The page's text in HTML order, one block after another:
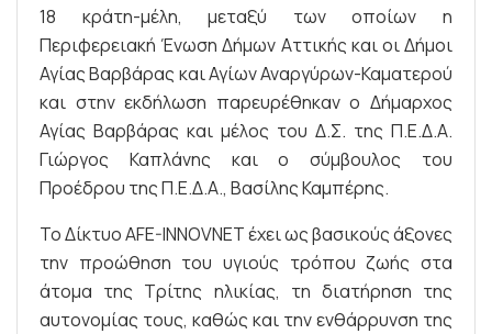
18 κράτη-μέλη, μεταξύ των οποίων η
Περιφερειακή Ένωση Δήμων Αττικής και οι Δήμοι
Αγίας Βαρβάρας και Αγίων Αναργύρων-Καματερού
και στην εκδήλωση παρευρέθηκαν ο Δήμαρχος
Αγίας Βαρβάρας και μέλος του Δ.Σ. της Π.Ε.Δ.Α.
Γιώργος Καπλάνης και ο σύμβουλος του
Προέδρου της Π.Ε.Δ.Α., Βασίλης Καμπέρης.
Το Δίκτυο AFE-INNOVNET έχει ως βασικούς άξονες
την προώθηση του υγιούς τρόπου ζωής στα
άτομα της Τρίτης ηλικίας, τη διατήρηση της
αυτονομίας τους, καθώς και την ενθάρρυνση της